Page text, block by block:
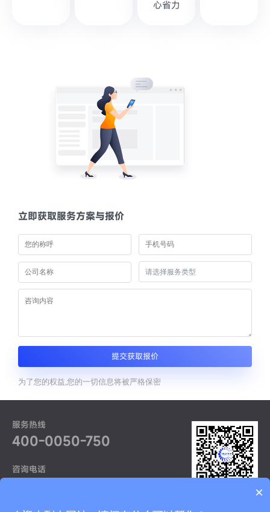
心省力
立即获取服务方案与报价
提交获取报价
为了您的权益,您的一切信息将被严格保密
服务热线
400-0050-750
咨询电话
×